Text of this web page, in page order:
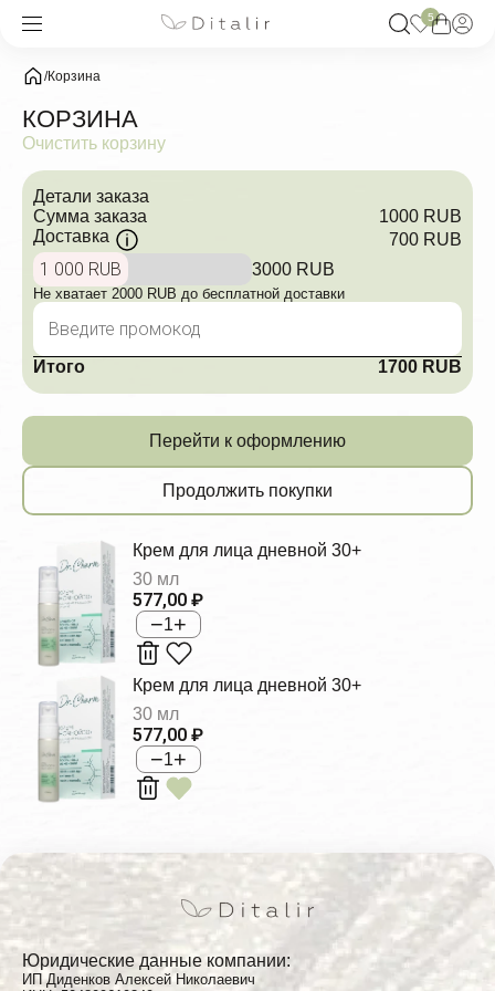
5
/Корзина
КОРЗИНА
Очистить корзину
Крем для лица дневной 30+
30 мл
−1+
577,00 ₽
Крем для лица дневной 30+
30 мл
−1+
577,00 ₽
Детали заказа
Сумма заказа
1000 RUB
Доставка
700 RUB
1 000 RUB 3000 RUB
Не хватает 2000 RUB до бесплатной доставки
Итого 1700 RUB
Перейти к оформлению
Продолжить покупки
Юридические данные компании:
ИП Диденков Алексей Николаевич